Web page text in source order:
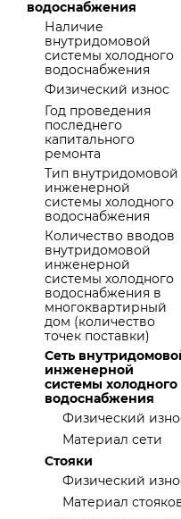
водоснабжения
Наличие
внутридомовой
системы холодного
водоснабжения
Физический износ
Год проведения
последнего
капитального
ремонта
Тип внутридомовой
инженерной
системы холодного
водоснабжения
Количество вводов
внутридомовой
инженерной
системы холодного
водоснабжения в
многоквартирный
дом (количество
точек поставки)
Сеть
инженерной
системы холодного
водоснабжения
Физический
Материал сети
Стояки
Физический
Материал